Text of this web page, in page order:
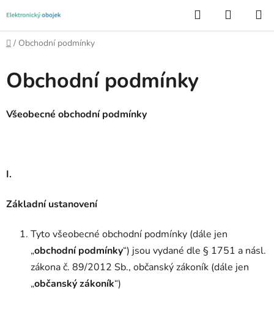
na
obsah
Hledat
KOŠÍK
Domů
/ Obchodní podmínky
Obchodní podmínky
Všeobecné obchodní podmínky
I.
Základní ustanovení
Tyto všeobecné obchodní podmínky (dále jen
„obchodní podmínky“) jsou vydané dle § 1751 a násl.
zákona č. 89/2012 Sb., občanský zákoník (dále jen
„občanský zákoník“)